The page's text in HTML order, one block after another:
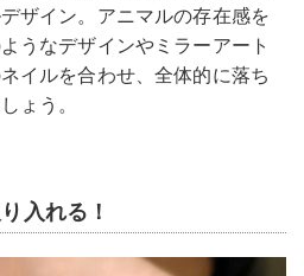
ザイン。アニマルの存在感を
うなデザインやミラーアート
イルを合わせ、全体的に落ち
ょう。
入れる！